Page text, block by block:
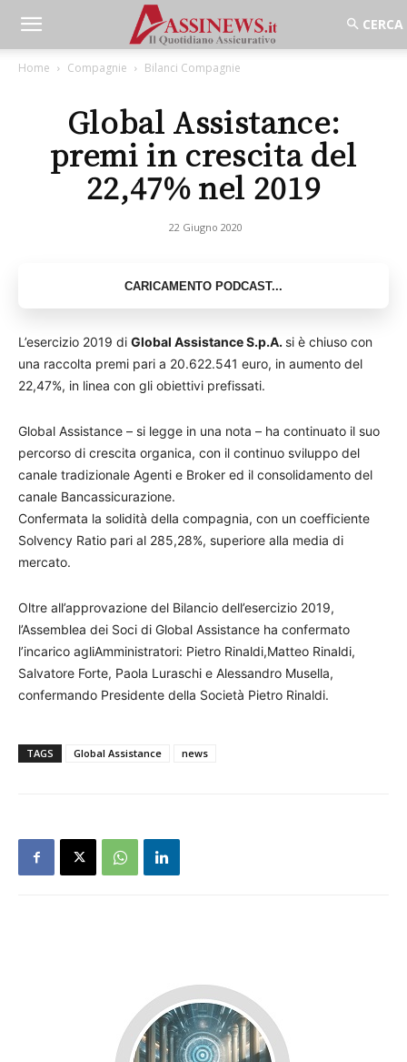
Home Compagnie Bilanci Compagnie
Global Assistance:
premi in crescita del
22,47% nel 2019
22 Giugno 2020
L’esercizio 2019 di Global Assistance S.p.A. si è chiuso con
una raccolta premi pari a 20.622.541 euro, in aumento del
22,47%, in linea con gli obiettivi prefissati.
Global Assistance – si legge in una nota – ha continuato il suo
percorso di crescita organica, con il continuo sviluppo del
canale tradizionale Agenti e Broker ed il consolidamento del
canale Bancassicurazione.
Confermata la solidità della compagnia, con un coefficiente
Solvency Ratio pari al 285,28%, superiore alla media di
mercato.
Oltre all’approvazione del Bilancio dell’esercizio 2019,
l’Assemblea dei Soci di Global Assistance ha confermato
l’incarico agliAmministratori: Pietro Rinaldi,Matteo Rinaldi,
Salvatore Forte, Paola Luraschi e Alessandro Musella,
confermando Presidente della Società Pietro Rinaldi.
TAGS Global Assistance news